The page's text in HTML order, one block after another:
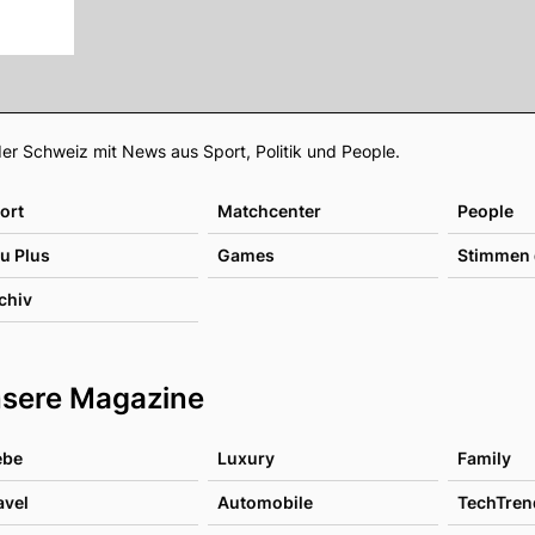
Footer
Schweiz mit News aus Sport, Politik und People.
Matchcenter People
Plus Games Stimmen
Magazine
Luxury Family
Automobile